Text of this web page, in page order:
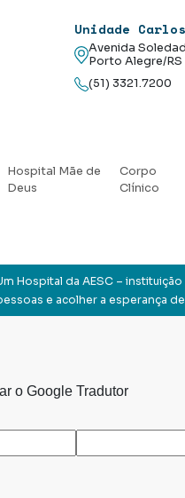
Unidade Carlos
Avenida
Porto Alegre/RS
(51) 3321.7200
Hospital Mãe de
Deus
Corpo
Clínico
Hospital da AESC –
e acolher a esperança
o Google Tradutor